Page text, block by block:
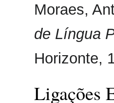
Moraes,
de Língua
Horizonte,
Ligações